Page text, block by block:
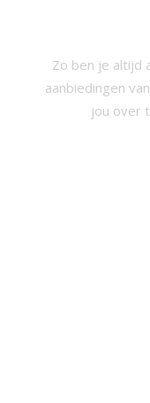
Zo ben je altijd
aanbiedingen
jou over